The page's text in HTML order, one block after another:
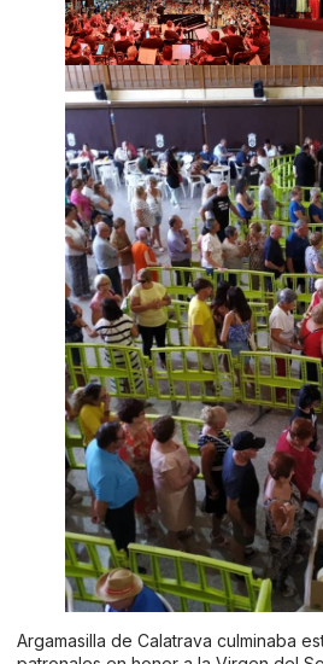
Argamasilla de Calatrava culminaba